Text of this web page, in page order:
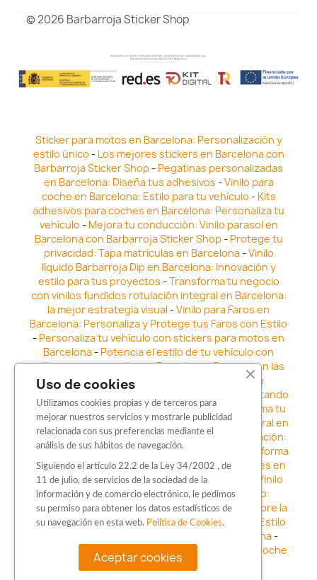
© 2026 Barbarroja Sticker Shop
Sticker para motos en Barcelona: Personalización y
estilo único - Los mejores stickers en Barcelona con
Barbarroja Sticker Shop- Pegatinas personalizadas
en Barcelona: Diseña tus adhesivos -Vinilo para
coche en Barcelona: Estilo para tu vehículo - Kits
adhesivos para coches en Barcelona: Personaliza tu
vehículo - Mejora tu conducción: Vinilo parasol en
Barcelona con Barbarroja Sticker Shop- Protege tu
privacidad: Tapa matrículas en Barcelona-Vinilo
líquido Barbarroja Dip en Barcelona: Innovación y
estilo para tus proyectos -Transforma tu negocio
con vinilos fundidos rotulación integral en Barcelona:
la mejor estrategia visual -Vinilo para Faros en
Barcelona: Personaliza y Protege tus Faros con Estilo
- Personaliza tu vehículo con stickers para motos en
Barcelona- Potencia el estilo de tu vehículo con
adhesivos para coche en Barcelona-Destaca en las
calles: Los Mejores stickers para coches en
Vinilo para faros en Barcelona: Resaltando
la Estética y Seguridad del Automóvil- Transforma tu
vehículo con los vinilos fundidos rotulación integral en
Barcelona-Explora la Innovación en Personalización:
Vinilo líquido barbarroja dip en Barcelona
Transforma
tu vehículo con estilo: Kits adhesivos para coches en
Barcelona-Personaliza tu vehículo con estilo: Vinilo
para coche en Barcelona-Destaca con Estilo:
Pegatinas personalizadas en Barcelona -Descubre la
distinción: Los Mejores stickers en Barcelona
Estilo
en movimiento: Sticker para motos en Barcelona-
Personalización sobre ruedas: Adhesivos para coche
en Barcelona
Uso de cookies
Utilizamos cookies propias y de terceros para
mejorar nuestros servicios y mostrarle publicidad
relacionada con sus preferencias mediante el
análisis de sus hábitos de navegación.
Siguiendo el artículo 22.2 de la Ley 34/2002 , de
11 de julio, de servicios de la sociedad de la
información y de comercio electrónico, le pedimos
su permiso para obtener los datos estadísticos de
su navegación en esta web. Política de Cookies.
Aceptar cookies